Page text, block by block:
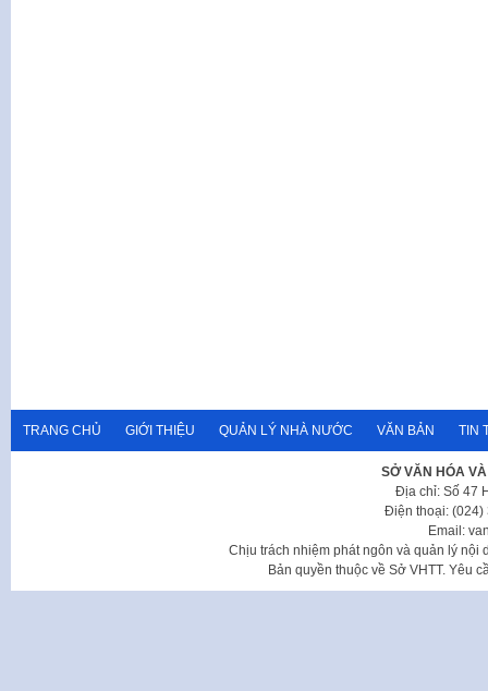
TRANG CHỦ GIỚI THIỆU QUẢN LÝ NHÀ NƯỚC VĂN BẢN TIN
SỞ VĂN HÓA
Địa chỉ: Số 47
Điện thoại: (024)
Email:
Chịu trách nhiệm phát ngôn và quản lý nội
Bản quyền thuộc về Sở VHTT. Yêu